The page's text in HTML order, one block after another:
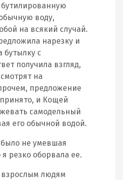
воду,
на всякий случай.
нарезку и
бутылку с
получила взгляд,
на
предложение
и Кощей
самодельный
его обычной водой.
не умевшая
резко оборвала ее.
взрослым людям